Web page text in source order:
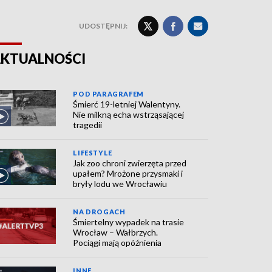
UDOSTĘPNIJ:
POD PARAGRAFEM
Śmierć 19-letniej Walentyny.
Nie milkną echa wstrząsającej
tragedii
LIFESTYLE
Jak zoo chroni zwierzęta przed
upałem? Mrożone przysmaki i
bryły lodu we Wrocławiu
NA DROGACH
Śmiertelny wypadek na trasie
Wrocław – Wałbrzych.
Pociągi mają opóźnienia